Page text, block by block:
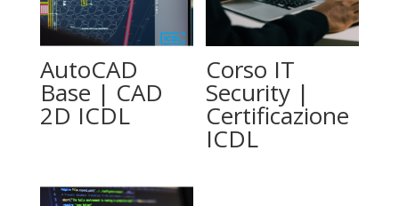
AutoCAD
Base | CAD
2D ICDL
Corso IT
Security |
Certificazione
ICDL